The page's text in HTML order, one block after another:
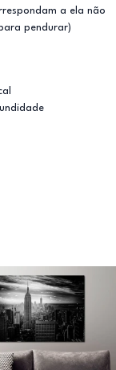
a ela não
pendurar)